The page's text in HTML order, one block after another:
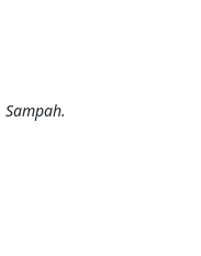
Sampah.